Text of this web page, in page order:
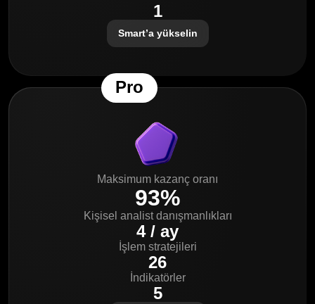
1
Smart’a yükselin
Pro
Maksimum kazanç oranı
93%
Kişisel analist danışmanlıkları
4 / ay
İşlem stratejileri
26
İndikatörler
5